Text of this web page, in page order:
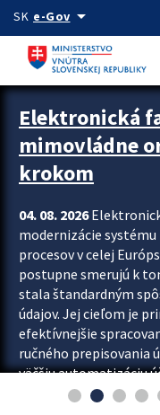
Preskocit na hlavný obsah
SK e-Govarrow_drop_down
Zastavit automatický posun
Elektronická
mimovládne
krokom
04. 08. 2026
modernizácie
procesov v celej
postupne smerujú k
stala štandardným
údajov. Jej cieľom je
efektívnejšie
ručného prepisovania
väčšiu automatizáciu
fakturácia preto